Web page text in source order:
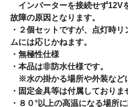
インバーターを接続せず12V
故障の原因となります。
・２個セットですが、点灯時
ムには応じかねます。
・無極性仕様
・本品は非防水仕様です。
※水の掛かる場所や外装など
・固定金具等は付属しておりま
・８０°以上の高温になる場所